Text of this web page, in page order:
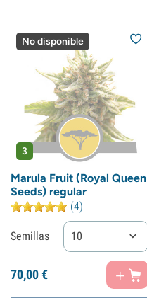
No disponible
3
Marula Fruit (Royal Queen
Seeds) regular
(4)
Semillas 10
70,00€